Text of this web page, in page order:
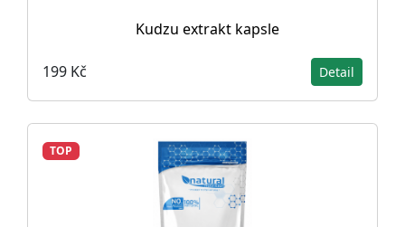
Kudzu extrakt kapsle
199 Kč Detail
TOP